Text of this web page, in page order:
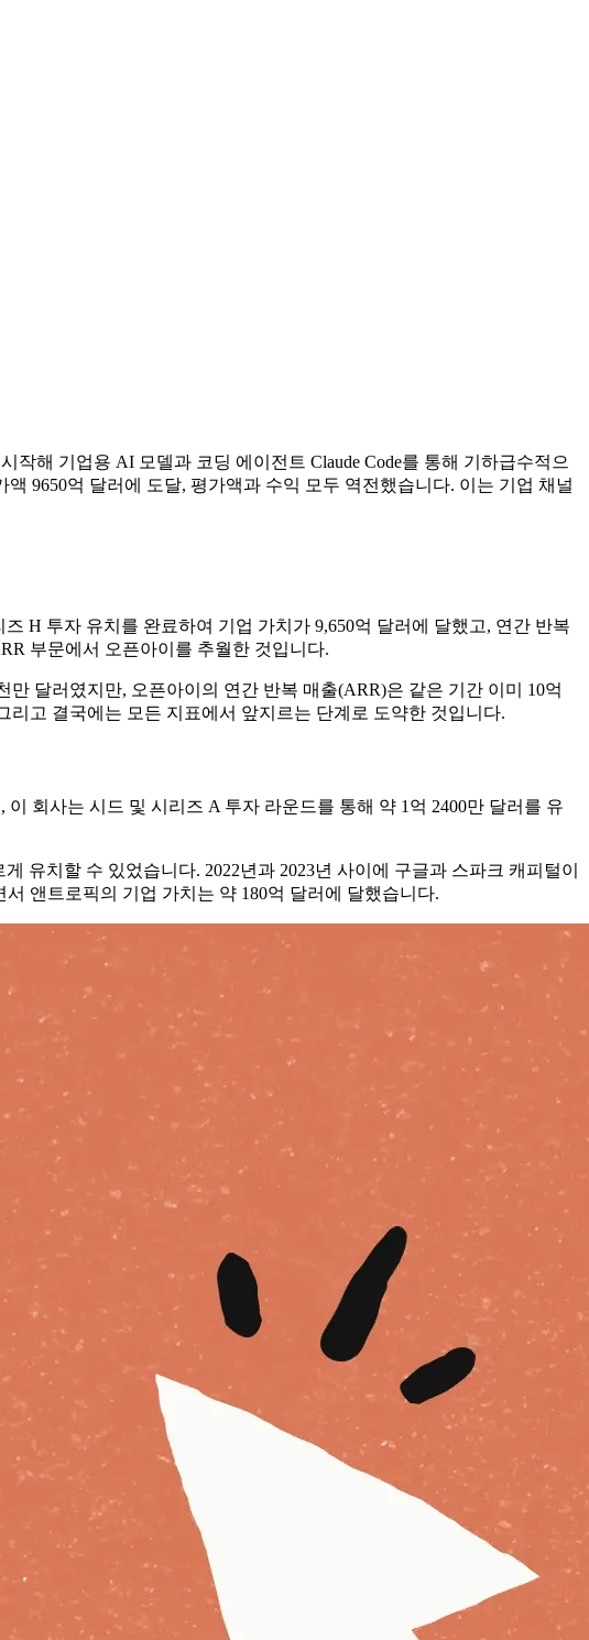
작해 기업용 AI 모델과 코딩 에이전트 Claude Code를 통해 기하급수적으
액 9650억 달러에 도달, 평가액과 수익 모두 역전했습니다. 이는 기업 채널
H 투자 유치를 완료하여 기업 가치가 9,650억 달러에 달했고, 연간 반복
부문에서 오픈아이를 추월한 것입니다.
달러였지만, 오픈아이의 연간 반복 매출(ARR)은 같은 기간 이미 10억
고 결국에는 모든 지표에서 앞지르는 단계로 도약한 것입니다.
회사는 시드 및 시리즈 A 투자 라운드를 통해 약 1억 2400만 달러를 유
유치할 수 있었습니다. 2022년과 2023년 사이에 구글과 스파크 캐피털이
앤트로픽의 기업 가치는 약 180억 달러에 달했습니다.